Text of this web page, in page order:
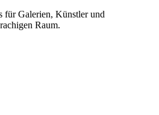
für Galerien, Künstler und
Raum.